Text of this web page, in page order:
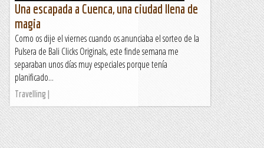
Una escapada a Cuenca, una ciudad llena de
magia
Como os dije el viernes cuando os anunciaba el sorteo de la
Pulsera de Bali Clicks Originals, este finde semana me
separaban unos días muy especiales porque tenía
planificado...
Travelling |